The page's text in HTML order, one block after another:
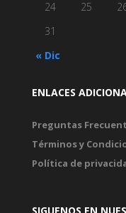
« Dic
24
25
31
ENLACES
Preguntas
Términos y
Política de